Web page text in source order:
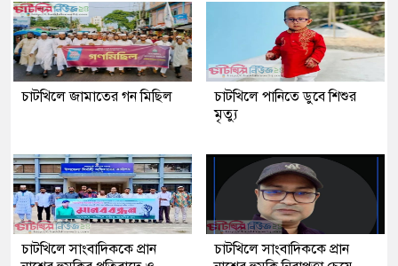
চাটখিলে জামাতের গন মিছিল
চাটখিলে পানিতে ডুবে শিশুর
মৃত্যু
চাটখিলে সাংবাদিককে প্রান
চাটখিলে সাংবাদিককে প্রান